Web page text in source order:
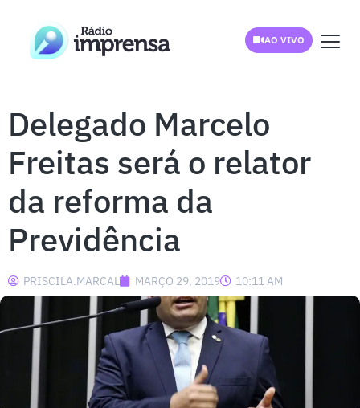
AO VIVO
Delegado Marcelo
Freitas será o relator
da reforma da
Previdência
PRISCILA.MARCAL MARÇO 29, 2019 10:11 AM